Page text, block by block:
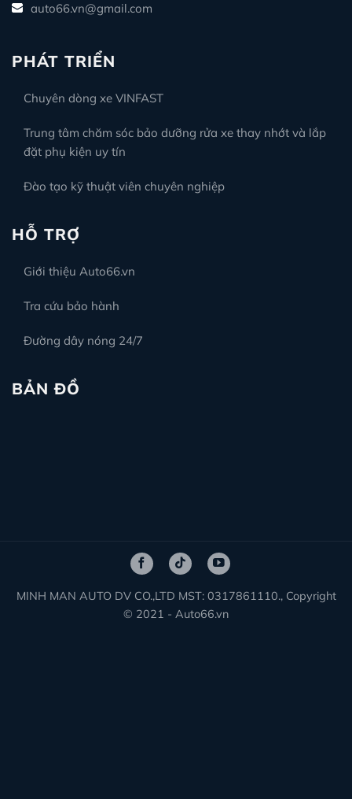
auto66.vn@gmail.com
PHÁT TRIỂN
Chuyên dòng xe VINFAST
Trung tâm chăm sóc bảo dưỡng rửa xe thay nhớt và lắp
đặt phụ kiện uy tín
Đào tạo kỹ thuật viên chuyên nghiệp
HỖ TRỢ
Giới thiệu Auto66.vn
Tra cứu bảo hành
Đường dây nóng 24/7
BẢN ĐỒ
MINH MAN AUTO DV CO.,LTD MST: 0317861110., Copyright
© 2021 - Auto66.vn